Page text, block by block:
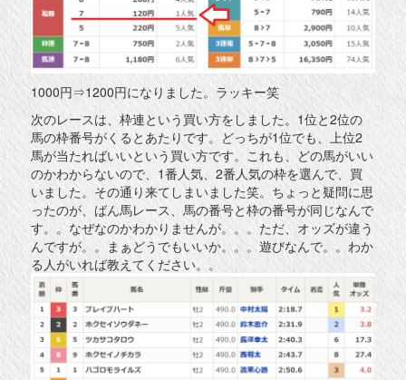
1000円⇒1200円になりました。ラッキー笑
次のレースは、枠連という買い方をしました。1位と2位の
馬の枠番号がくるとあたりです。どっちが1位でも、上位2
馬が当たればいいという買い方です。これも、どの馬がいい
のかわからないので、1番人気、2番人気の枠を選んで、買
いました。その通り来てしまいました笑。ちょっと疑問に思
ったのが、ばん馬レース、馬の番号と枠の番号が同じなんで
す。。なぜなのかわかりませんが。。。ただ、オッズが違う
んですが。。まぁどうでもいいか。。。遊びなんで。。わか
る人がいれば教えてください。。